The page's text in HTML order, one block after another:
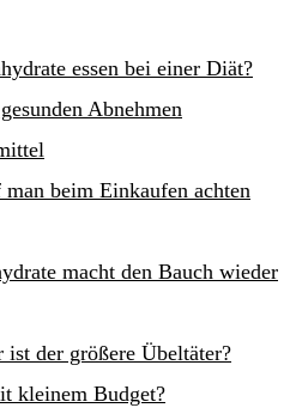
essen bei einer Diät?
Abnehmen
beim Einkaufen achten
macht den Bauch wieder
der größere Übeltäter?
kleinem Budget?